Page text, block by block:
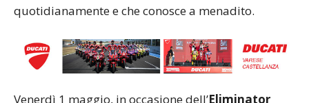
quotidianamente e che conosce a menadito.